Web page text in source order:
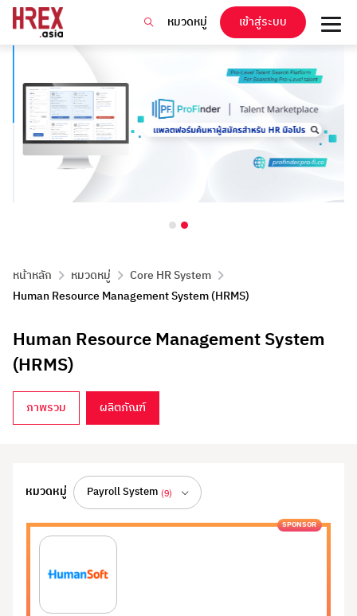
หมวดหมู่ เข้าสู่ระบบ
หน้าหลัก หมวดหมู่
Core HR System
Human Resource Management System (HRMS)
Human Resource Management System
(HRMS)
ภาพรวม ผลิตภัณฑ์
Human Resource Management
System (HRMS)
ระบบบริหารงานทรัพยากรบุคคลแบบครบวงจร ช่วย
ประสิทธิภาพ
หมวดหมู่ Payroll System (9)
ทั้งหมด (17) SPONSOR